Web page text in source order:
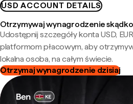
USD ACCOUNT DETAILS
Otrzymywaj wynagrodzenie
Udostępnij szczegóły konta USD,
platformom płacowym, aby
lokalna osoba, na całym świecie.
Otrzymaj wynagrodzenie dzisiaj